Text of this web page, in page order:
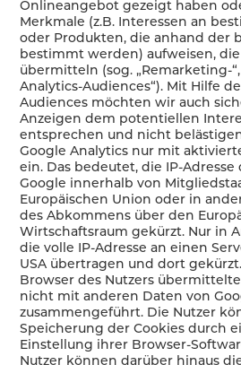
Onlineangebot gezeigt haben
Merkmale (z.B. Interessen an
oder Produkten, die anhand der
bestimmt werden) aufweisen,
übermitteln (sog. „Remarketing-
Analytics-Audiences“). Mit Hilfe
Audiences möchten wir auch
Anzeigen dem potentiellen
entsprechen und nicht
Google Analytics nur mit
ein. Das bedeutet, die IP-
Google innerhalb von
Europäischen Union oder in
des Abkommens über den
Wirtschaftsraum gekürzt. Nur in
die volle IP-Adresse an einen
USA übertragen und dort
Browser des Nutzers
nicht mit anderen Daten von
zusammengeführt. Die Nutzer
Speicherung der Cookies durch
Einstellung ihrer Browser-
Nutzer können darüber hinaus